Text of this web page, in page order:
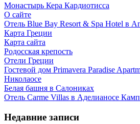
Монастырь Кера Кардиотисса
О сайте
Отель Blue Bay Resort & Spa Hotel в
Карта Греции
Карта сайта
Родосская крепость
Отели Греции
Гостевой дом Primavera Paradise
Николаосе
Белая башня в Салониках
Отель Carme Villas в Аделианосе
Недавние записи